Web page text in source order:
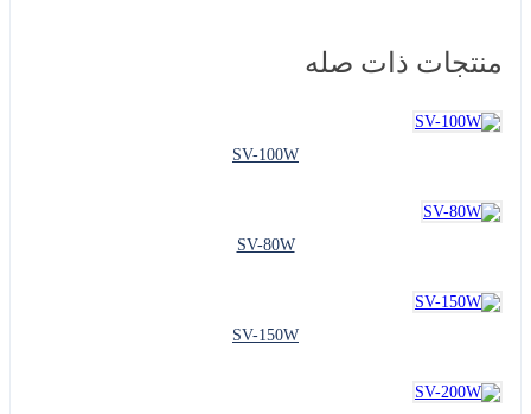
منتجات ذات صله
SV-100W
SV-80W
SV-150W